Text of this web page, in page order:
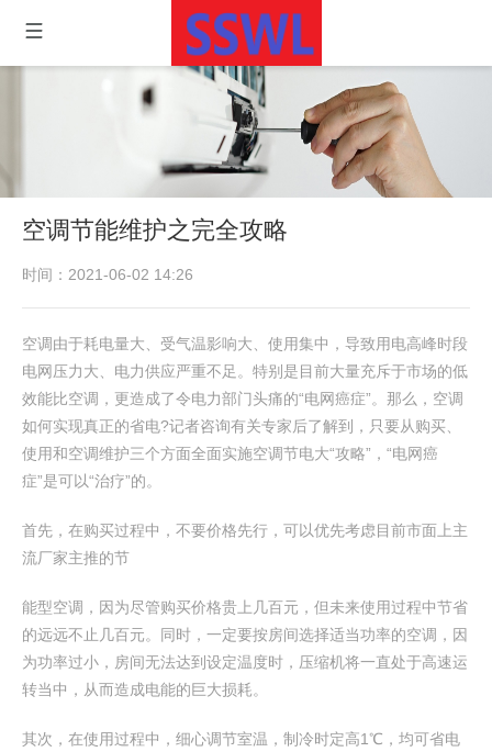
空调节能维护之完全攻略
时间：2021-06-02 14:26
空调由于耗电量大、受气温影响大、使用集中，导致用电高峰时段
电网压力大、电力供应严重不足。特别是目前大量充斥于市场的低
效能比空调，更造成了令电力部门头痛的“电网癌症”。那么，空调
如何实现真正的省电?记者咨询有关专家后了解到，只要从购买、
使用和空调维护三个方面全面实施空调节电大“攻略”，“电网癌
症”是可以“治疗”的。
首先，在购买过程中，不要价格先行，可以优先考虑目前市面上主
流厂家主推的节
能型空调，因为尽管购买价格贵上几百元，但未来使用过程中节省
的远远不止几百元。同时，一定要按房间选择适当功率的空调，因
为功率过小，房间无法达到设定温度时，压缩机将一直处于高速运
转当中，从而造成电能的巨大损耗。
其次，在使用过程中，细心调节室温，制冷时定高1℃，均可省电